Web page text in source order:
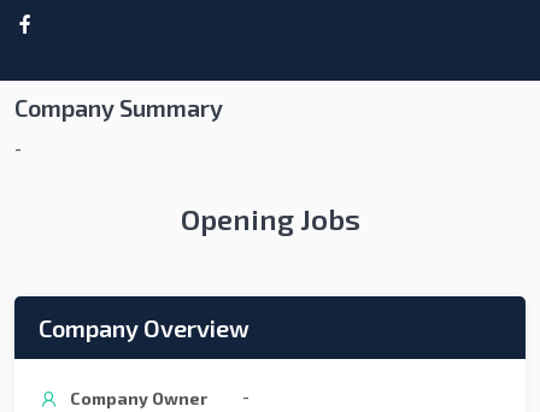
Company Summary
-
Opening Jobs
Company Overview
Company Owner -